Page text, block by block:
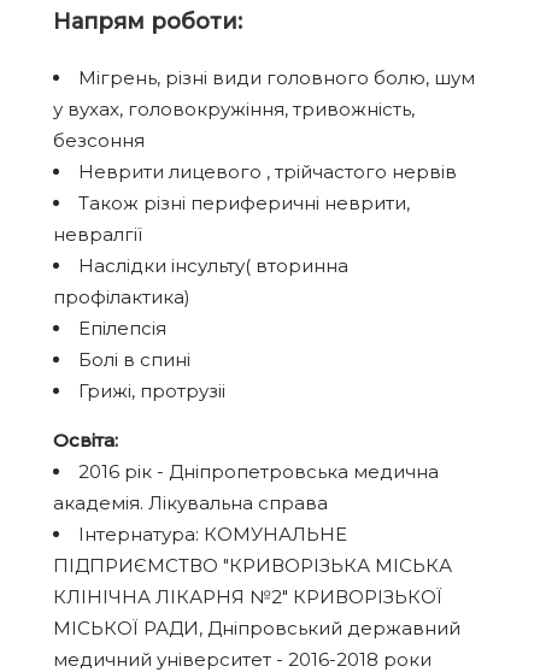
Напрям роботи:
Мігрень, різні види головного болю, шум
у вухах, головокружіння, тривожність,
безсоння
Неврити лицевого , трійчастого нервів
Також різні периферичні неврити,
невралгії
Наслідки інсульту( вторинна
профілактика)
Епілепсія
Болі в спині
Грижі, протрузіі
Освіта:
2016 рік - Дніпропетровська медична
академія. Лікувальна справа
Інтернатура: КОМУНАЛЬНЕ
ПІДПРИЄМСТВО "КРИВОРІЗЬКА МІСЬКА
КЛІНІЧНА ЛІКАРНЯ №2" КРИВОРІЗЬКОЇ
МІСЬКОЇ РАДИ, Дніпровський державний
медичний університет - 2016-2018 роки